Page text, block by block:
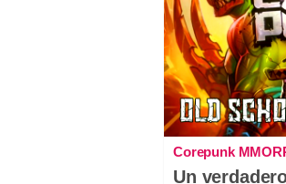
Corepunk
Un